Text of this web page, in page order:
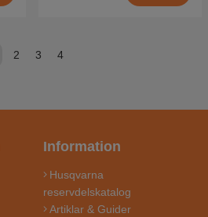
2 3 4
Information
Husqvarna
reservdelskatalog
Artiklar & Guider